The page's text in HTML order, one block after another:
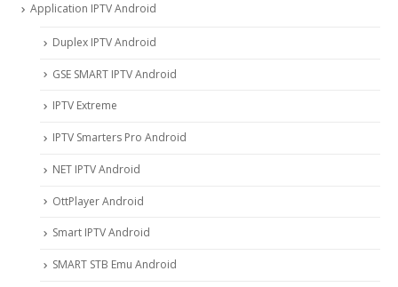
Application IPTV Android
Duplex IPTV Android
GSE SMART IPTV Android
IPTV Extreme
IPTV Smarters Pro Android
NET IPTV Android
OttPlayer Android
Smart IPTV Android
SMART STB Emu Android